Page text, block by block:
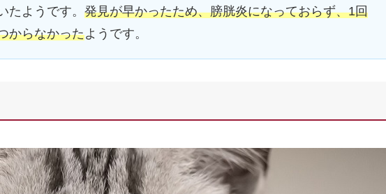
たようです。 発見が早かったため、膀胱炎になっておらず、1回
からなかったようです。